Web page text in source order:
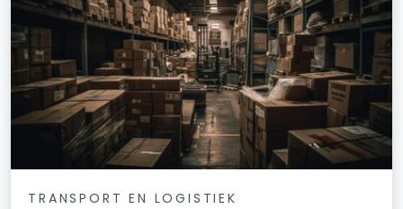
TRANSPORT EN LOGISTIEK